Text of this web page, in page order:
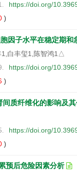
https://doi.org/
)
因子水平在稳定期和
1,白丰玺1,陈智鸿1△
https://doi.org/
)
质纤维化的影响及
https://doi.org/
)
预后危险因素分析